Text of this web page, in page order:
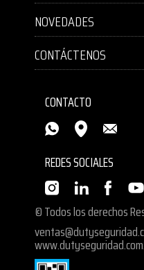
NOVEDADES
CONTÁCTENOS
CONTACTO
REDES SOCIALES
© Todos los derechos